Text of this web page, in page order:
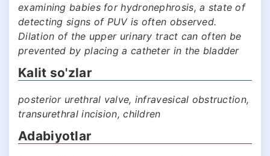
examining babies for hydronephrosis, a state of
detecting signs of PUV is often observed.
Dilation of the upper urinary tract can often be
prevented by placing a catheter in the bladder
Kalit so'zlar
posterior urethral valve, infravesical obstruction,
transurethral incision, children
Adabiyotlar